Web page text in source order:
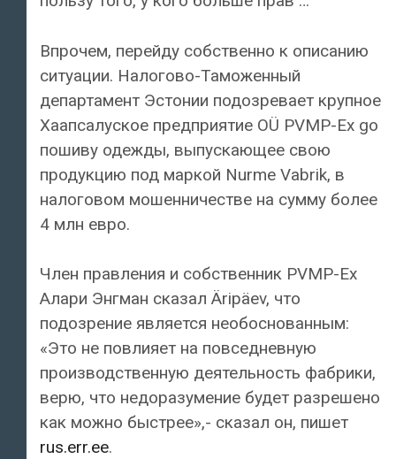
Впрочем, перейду собственно к описанию
ситуации. Налогово-Таможенный
департамент Эстонии подозревает крупное
Хаапсалуское предприятие OÜ PVMP-Eх gо
пошиву одежды, выпускающее свою
продукцию под маркой Nurme Vabrik, в
налоговом мошенничестве на сумму более
4 млн евро.
Член правления и собственник PVMP-Ex
Алари Энгман сказал Äripäev, что
подозрение является необоснованным:
«Это не повлияет на повседневную
производственную деятельность фабрики,
верю, что недоразумение будет разрешено
как можно быстрее»,- сказал он, пишет
rus.err.ee.